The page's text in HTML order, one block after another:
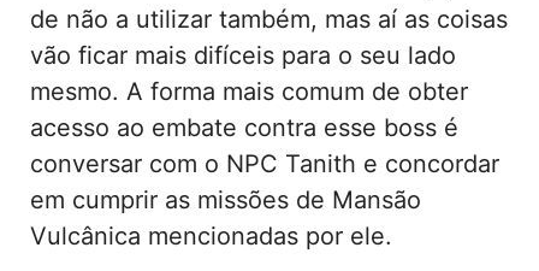
de não a utilizar também, mas aí as coisas
vão ficar mais difíceis para o seu lado
mesmo. A forma mais comum de obter
acesso ao embate contra esse boss é
conversar com o NPC Tanith e concordar
em cumprir as missões de Mansão
Vulcânica mencionadas por ele.